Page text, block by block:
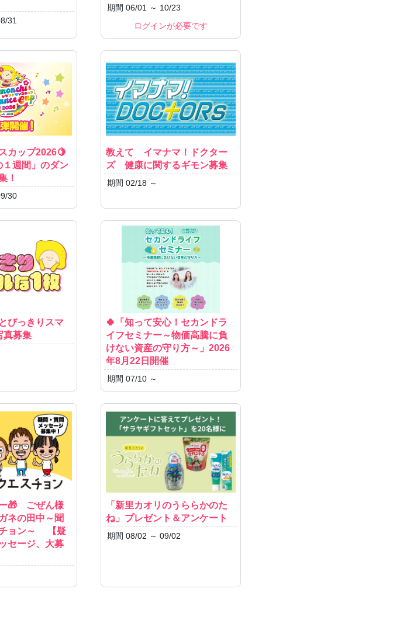
31
期間 06/01 ～ 10/23
ログインが必要です
カップ2026🍋
１週間」のダン
！
30
教えて イマナマ！ドクター
ズ 健康に関するギモン募集
期間 02/18 ～
びっきりスマ
真募集
🍀「知って安心！セカンドラ
イフセミナー～物価高騰に負
けない資産の守り方～」2026
年8月22日開催
期間 07/10 ～
🎁 ごぜん様
ネの田中～聞
チョン～ 【疑
セージ、大募
「新里カオリのうららかのた
ね」プレゼント＆アンケート
期間 08/02 ～ 09/02